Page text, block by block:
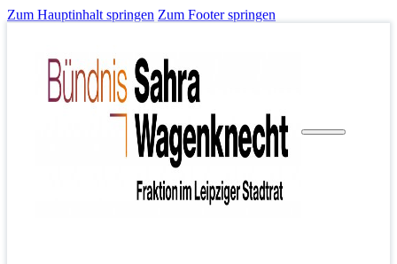
Zum Hauptinhalt springen Zum Footer springen